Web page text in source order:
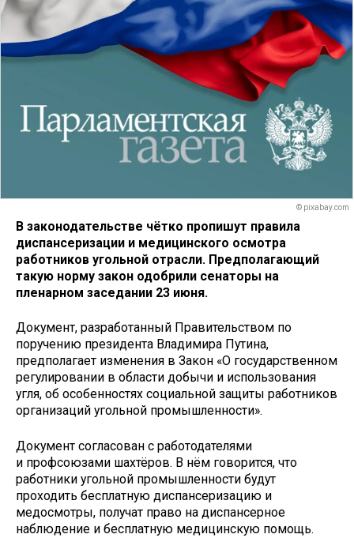
© pixabay.com
В законодательстве чётко пропишут правила
диспансеризации и медицинского осмотра
работников угольной отрасли. Предполагающий
такую норму закон одобрили сенаторы на
пленарном заседании 23 июня.
Документ, разработанный Правительством по
поручению президента Владимира Путина,
предполагает изменения в Закон «О государственном
регулировании в области добычи и использования
угля, об особенностях социальной защиты работников
организаций угольной промышленности».
Документ согласован с работодателями
и профсоюзами шахтёров. В нём говорится, что
работники угольной промышленности будут
проходить бесплатную диспансеризацию и
медосмотры, получат право на диспансерное
наблюдение и бесплатную медицинскую помощь.